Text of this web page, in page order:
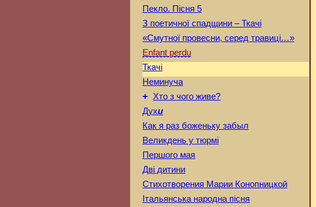
Пекло. Пісня 5
З поетичної спадщини – Ткачі
«Смутної провесни, серед травиці…»
Enfant perdu
Ткачі
Неминуча
+
Хто з чого живе?
Духи
Как я раз боженьку забыл
Великдень у тюрмі
Першого мая
Дві дитини
Стихотворения Марии Конопницкой
Італьянська народна пісня